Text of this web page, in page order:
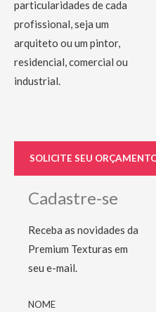
particularidades de cada
profissional, seja um
arquiteto ou um pintor,
residencial, comercial ou
industrial.
SOLICITE SEU
Cadastre-se
Receba as novidades da
Premium Texturas em
seu e-mail.
NOME